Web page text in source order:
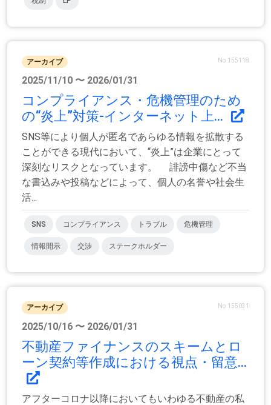
アーカイブ No.155118
2025/11/10 〜 2026/01/31
コンプライアンス・危機管理のため
の“炎上”対策‐インターネット上...
SNS等により個人が匿名であらゆる情報を拡散する
ことができる現代において、“炎上”は企業にとって
深刻なリスクとなっています。 誹謗中傷など不当
な書込みや投稿などによって、個人の名誉や社会生
活...
SNS コンプライアンス トラブル 危機管理
情報開示 交渉 ステークホルダー
アーカイブ No.155031
2025/10/16 〜 2026/01/31
不動産ファイナンスのスキームとロ
ーン契約等作成における視点・留意...
アフターコロナ以降においてもいわゆる不動産の私